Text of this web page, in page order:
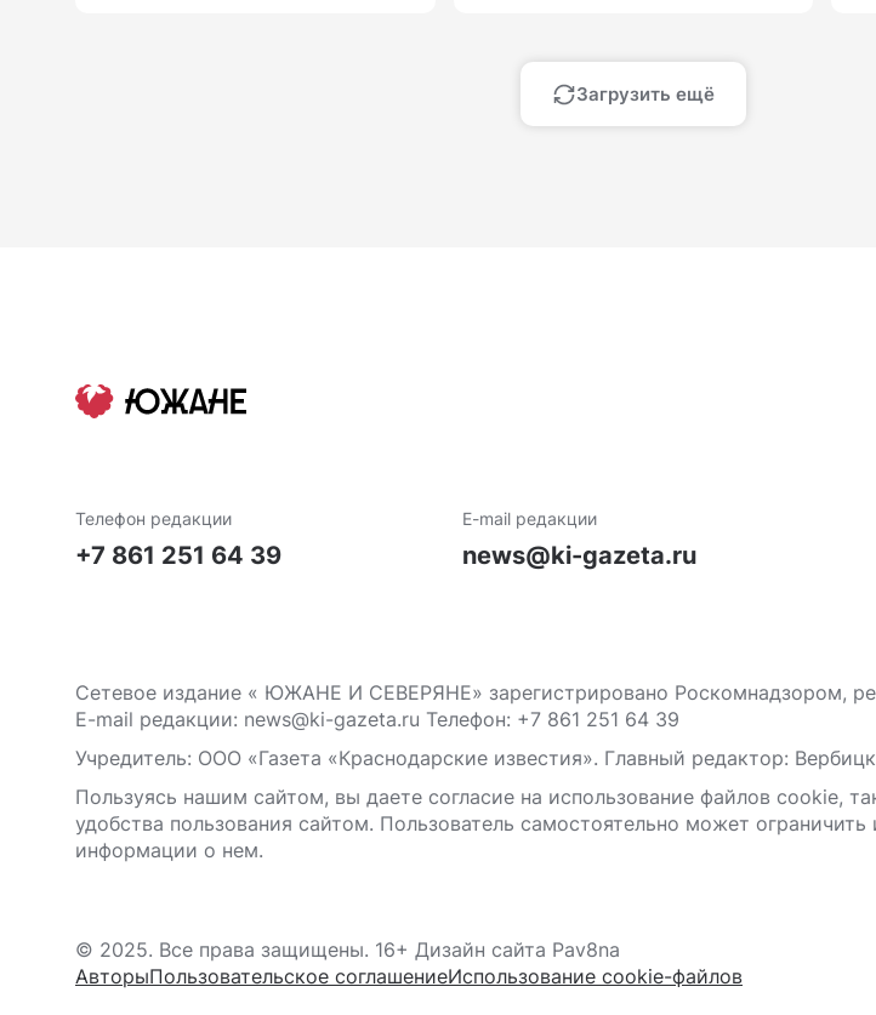
Загрузить ещё
Телефон редакции
+7 861 251 64 39
E-mail редакции
news@ki-gazeta.ru
Сетевое издание « ЮЖАНЕ И СЕВЕРЯНЕ» зарегистрировано Роскомнадзором,
E-mail редакции: news@ki-gazeta.ru Телефон: +7 861 251 64 39
Учредитель: ООО «Газета «Краснодарские известия». Главный редактор:
Пользуясь нашим сайтом, вы даете согласие на использование файлов сооkіе,
удобства пользования сайтом. Пользователь самостоятельно может
информации о нем.
© 2025. Все права защищены. 16+ Дизайн сайта Pav8na
АвторыПользовательское соглашениеИспользование cookie-файлов